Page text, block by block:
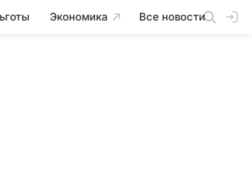
Экономика Все новости